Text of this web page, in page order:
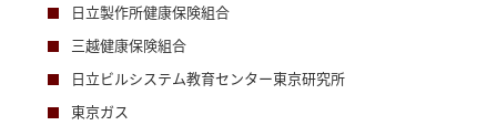
日立製作所健康保険組合
三越健康保険組合
日立ビルシステム教育センター東京研究所
東京ガス